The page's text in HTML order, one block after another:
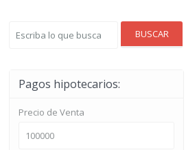
BUSCAR
Pagos hipotecarios:
Precio de Venta